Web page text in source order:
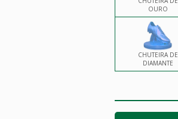
OURO
CHUTEIRA DE
DIAMANTE